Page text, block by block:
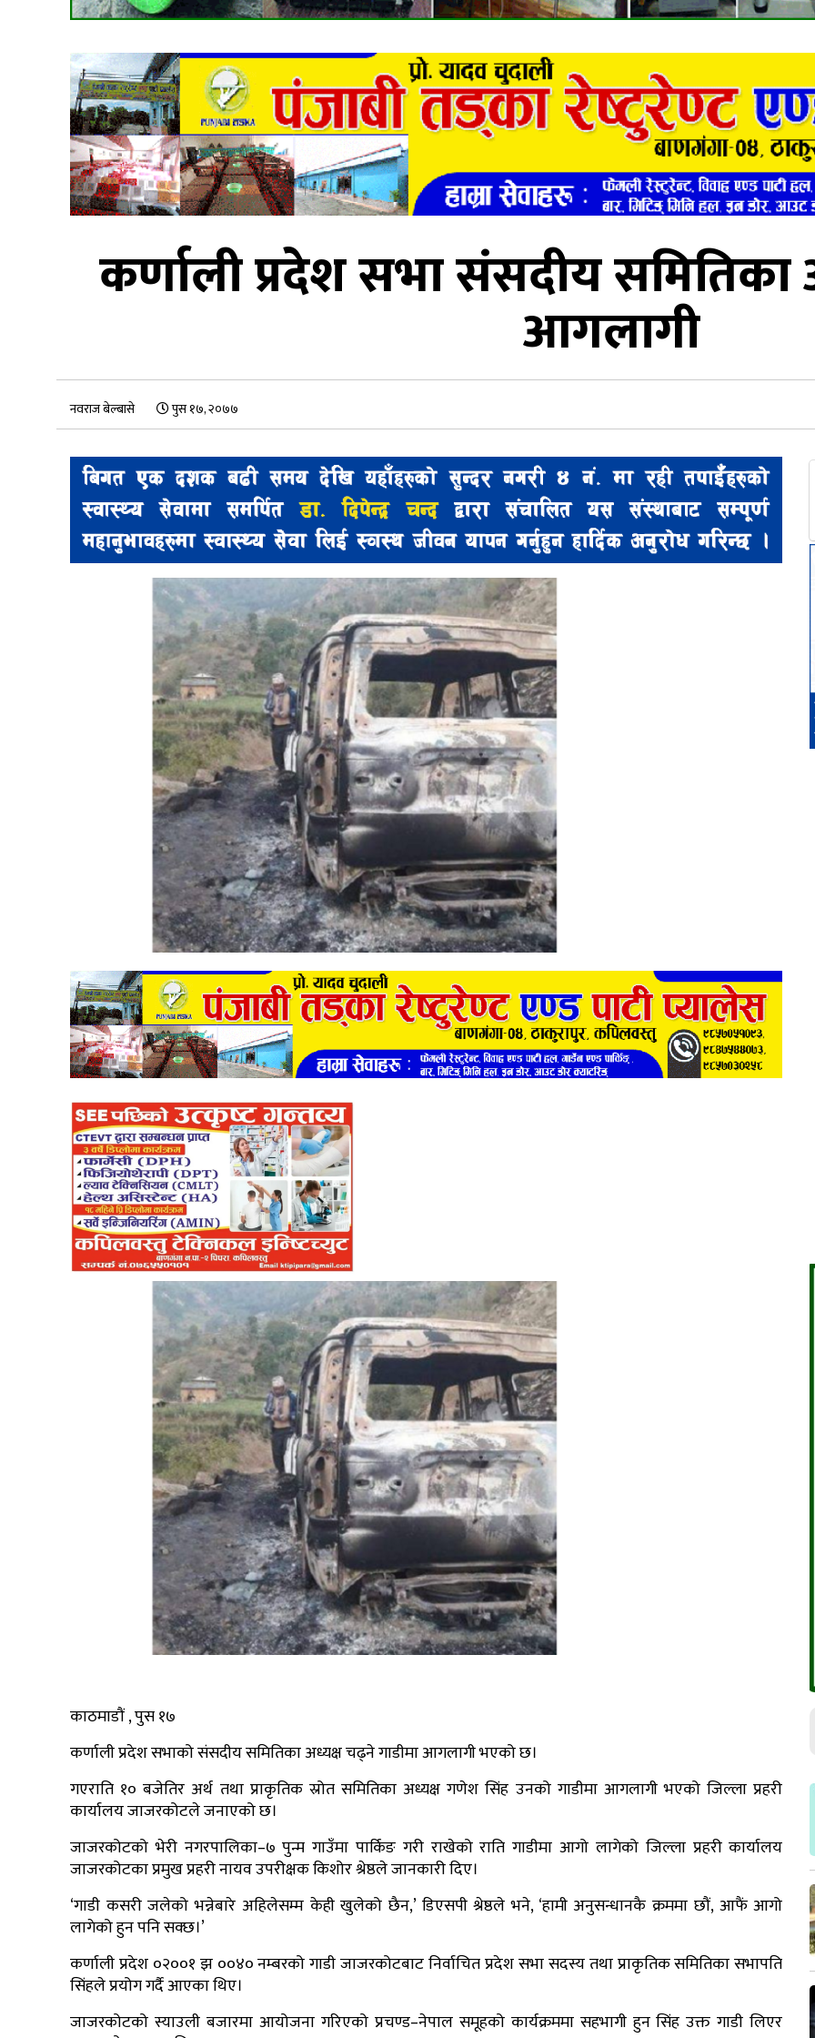
कर्णाली प्रदेश सभा संसदीय समितिका
आगलागी
नवराज बेल्बासे पुस १७, २०७७
काठमाडौं , पुस १७
कर्णाली प्रदेश सभाको संसदीय समितिका अध्यक्ष चढ्ने गाडीमा आगलागी भएको छ।
गएराति १० बजेतिर अर्थ तथा प्राकृतिक स्रोत समितिका अध्यक्ष गणेश सिंह उनको गाडीमा आगलागी भएको जिल्ला प्रहरी
कार्यालय जाजरकोटले जनाएको छ।
जाजरकोटको भेरी नगरपालिका–७ पुन्म गाउँमा पार्किङ गरी राखेको राति गाडीमा आगो लागेको जिल्ला प्रहरी कार्यालय
जाजरकोटका प्रमुख प्रहरी नायव उपरीक्षक किशोर श्रेष्ठले जानकारी दिए।
‘गाडी कसरी जलेको भन्नेबारे अहिलेसम्म केही खुलेको छैन,’ डिएसपी श्रेष्ठले भने, ‘हामी अनुसन्धानकै क्रममा छौं, आफैं आगो
लागेको हुन पनि सक्छ।’
कर्णाली प्रदेश ०२००१ झ ००४० नम्बरको गाडी जाजरकोटबाट निर्वाचित प्रदेश सभा सदस्य तथा प्राकृतिक समितिका सभापति
सिंहले प्रयोग गर्दै आएका थिए।
जाजरकोटको स्याउली बजारमा आयोजना गरिएको प्रचण्ड–नेपाल समूहको कार्यक्रममा सहभागी हुन सिंह उक्त गाडी लिएर